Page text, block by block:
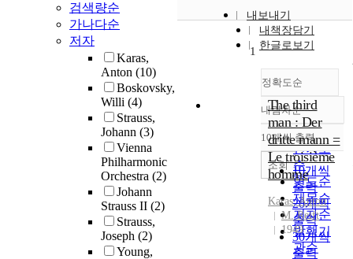
검색량순
가나다순
저자
Karas,
Anton (10)
Boskovsky,
Willi (4)
Strauss,
Johann (3)
Vienna
Philharmonic
Orchestra (2)
Johann
Strauss II (2)
Strauss,
Joseph (2)
Young,
내보내기
내책장담기
한글로보기
정확도순
정확도
순
인기도
순
연도순
제목순
저자순
발행기
관순
내림차순
내림차순
10개씩 출력
10개씩
출력
20개씩
출력
30개씩
출력
조회
1
The third
man : Der
dritte mann =
Le troisième
homme
Karas,Anton
M. Reift
1949